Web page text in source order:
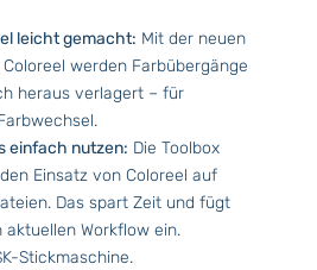
leicht gemacht: Mit der neuen
werden Farbübergänge
heraus verlagert – für
einfach nutzen: Die Toolbox
Einsatz von Coloreel auf
Das spart Zeit und fügt
Workflow ein.
Stickmaschine.